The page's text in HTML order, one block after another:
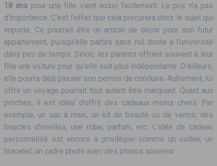
18 ans pour une fille vient aussi facilement. Le prix n’a pas
d’importance. C’est l’effet que cela procurera chez le sujet qui
importe. Ce pourrait être un article de décor pour son futur
appartement, puisqu’elle partira sans nul doute à l’université
dans peu de temps. Sinon, les parents offrent souvent à leur
fille une voiture pour qu’elle soit plus indépendante. D’ailleurs,
elle pourra déjà passer son permis de conduire. Autrement, lui
offrir un voyage pourrait tout autant être marquant. Quant aux
proches, il est idéal d’offrir des cadeaux moins chers. Par
exemple, un sac à main, un kit de beauté ou de vernis, des
boucles d’oreilles, une robe, parfum, etc. L’idée de cadeau
personnalisé est encore à privilégier comme un collier, un
bracelet, un cadre photo avec des photos souvenir… .